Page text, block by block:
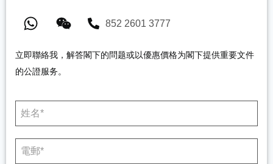
852 2601 3777
立即聯絡我，解答閣下的問题或以優惠價格为閣下提供重要文件
的公證服务。